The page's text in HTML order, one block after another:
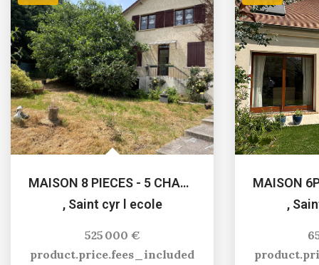
MAISON 8 PIECES - 5 CHAMBRES
, Saint cyr l ecole
525 000 €
product.price.fees_included
,